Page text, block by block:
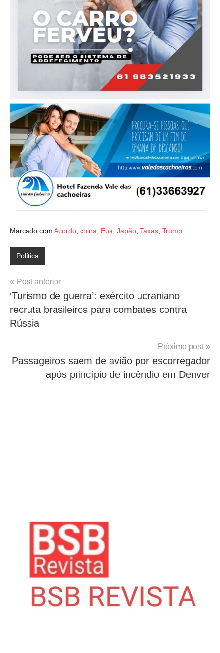
Marcado com Acordo china Eua Japão Taxas Trump
Política
Navegação
de
Post
Post anterior
‘Turismo de guerra’: exército ucraniano
recruta brasileiros para combates contra
Rússia
Próximo post
Passageiros saem de avião por escorregador
após princípio de incêndio em Denver